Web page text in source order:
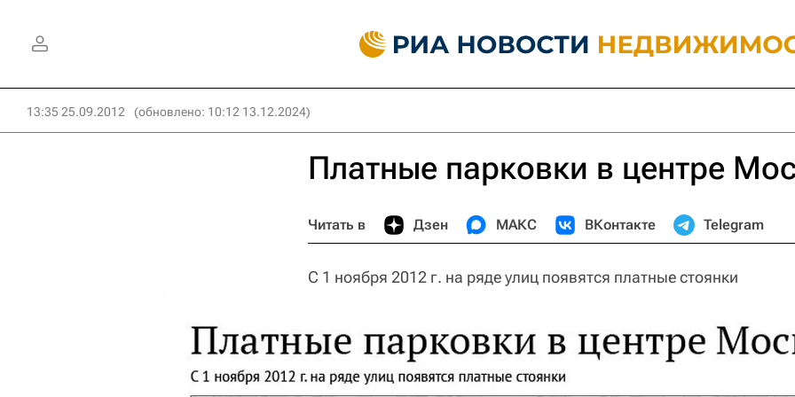
13:35 25.09.2012 (обновлено: 10:12 13.12.2024)
Платные парковки в центре
Читать в Дзен МАКС ВКонтакте Telegram
С 1 ноября 2012 г. на ряде улиц появятся платные стоянки